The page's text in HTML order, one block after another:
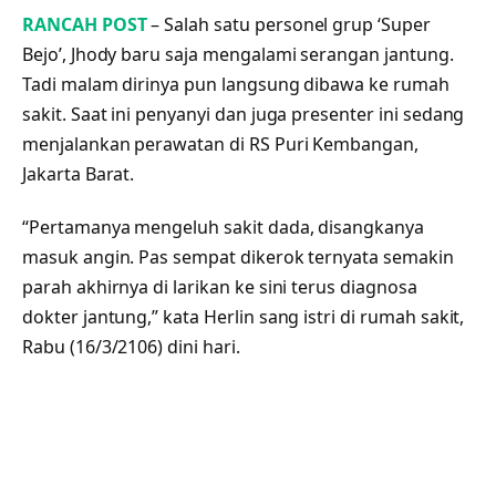
RANCAH POST– Salah satu personel grup ‘Super
Bejo’, Jhody baru saja mengalami serangan jantung.
Tadi malam dirinya pun langsung dibawa ke rumah
sakit. Saat ini penyanyi dan juga presenter ini sedang
menjalankan perawatan di RS Puri Kembangan,
Jakarta Barat.
“Pertamanya mengeluh sakit dada, disangkanya
masuk angin. Pas sempat dikerok ternyata semakin
parah akhirnya di larikan ke sini terus diagnosa
dokter jantung,” kata Herlin sang istri di rumah sakit,
Rabu (16/3/2106) dini hari.